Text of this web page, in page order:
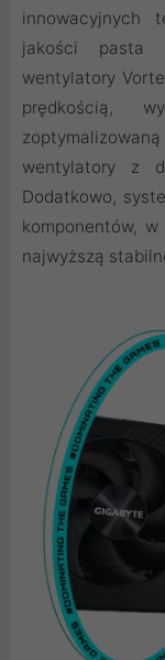
innowacyjnych
jakości pasta
wentylatory
prędkością,
wentylatory z
Dodatkowo,
komponentów,
najwyższą